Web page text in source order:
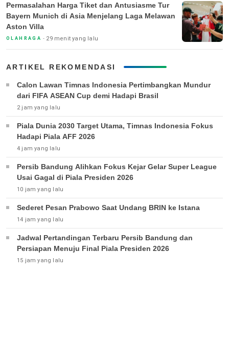
Permasalahan Harga Tiket dan Antusiasme Tur
Bayern Munich di Asia Menjelang Laga Melawan
Aston Villa
OLAHRAGA 29 menit yang lalu
ARTIKEL REKOMENDASI
Calon Lawan Timnas Indonesia Pertimbangkan Mundur
dari FIFA ASEAN Cup demi Hadapi Brasil
2 jam yang lalu
Piala Dunia 2030 Target Utama, Timnas Indonesia Fokus
Hadapi Piala AFF 2026
4 jam yang lalu
Persib Bandung Alihkan Fokus Kejar Gelar Super League
Usai Gagal di Piala Presiden 2026
10 jam yang lalu
Sederet Pesan Prabowo Saat Undang BRIN ke Istana
14 jam yang lalu
Jadwal Pertandingan Terbaru Persib Bandung dan
Persiapan Menuju Final Piala Presiden 2026
15 jam yang lalu